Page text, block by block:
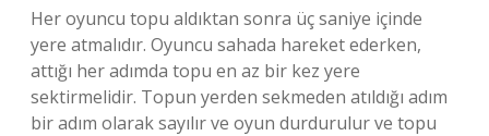
Her oyuncu topu aldıktan sonra üç saniye içinde
yere atmalıdır. Oyuncu sahada hareket ederken,
attığı her adımda topu en az bir kez yere
sektirmelidir. Topun yerden sekmeden atıldığı adım
bir adım olarak sayılır ve oyun durdurulur ve topu